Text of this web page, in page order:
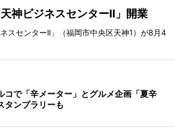
神ビジネスセンターII」開業
スセンターII」（福岡市中央区天神1）が8月4
コで「辛メーター」とグルメ企画「夏辛
ンプラリーも